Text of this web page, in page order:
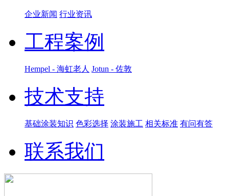
企业新闻 行业资讯
工程案例
Hempel - 海虹老人 Jotun - 佐敦
技术支持
基础涂装知识 色彩选择 涂装施工 相关标准 有问有答
联系我们